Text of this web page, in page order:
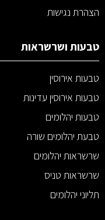
הצהרת נגישות
טבעות ושרשראות
טבעות אירוסין
טבעות אירוסין עדינות
טבעות יהלומים
טבעת יהלומים שורה
שרשראות יהלומים
שרשראות טניס
תליוני יהלומים